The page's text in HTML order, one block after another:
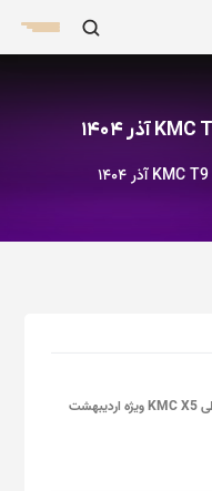
شرایط فروش اقساطی KMC X5 ویژه اردیبهشت